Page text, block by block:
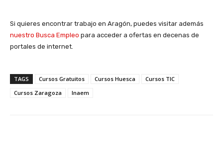
Si quieres encontrar trabajo en Aragón, puedes visitar además
nuestro Busca Empleo para acceder a ofertas en decenas de
portales de internet.
TAGS Cursos Gratuitos Cursos Huesca
Cursos TIC
Cursos Zaragoza
Inaem